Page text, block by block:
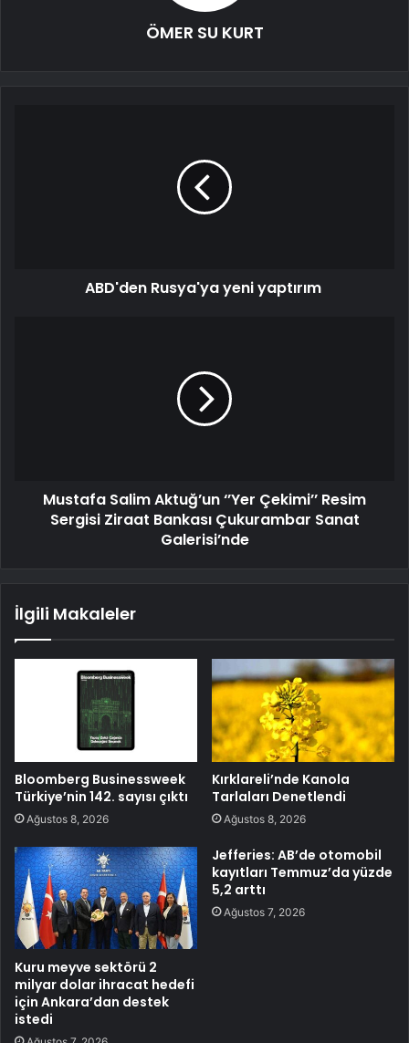
ÖMER SU KURT
ABD'den Rusya'ya yeni yaptırım
Mustafa Salim Aktuğ’un ‘’Yer Çekimi’’ Resim
Sergisi Ziraat Bankası Çukurambar Sanat
Galerisi’nde
İlgili Makaleler
Bloomberg Businessweek
Türkiye’nin 142. sayısı çıktı
Ağustos 8, 2026
Kırklareli’nde Kanola
Tarlaları Denetlendi
Ağustos 8, 2026
Kuru meyve sektörü 2
milyar dolar ihracat hedefi
için Ankara’dan destek
istedi
Jefferies: AB’de otomobil
kayıtları Temmuz’da yüzde
5,2 arttı
Ağustos 7, 2026